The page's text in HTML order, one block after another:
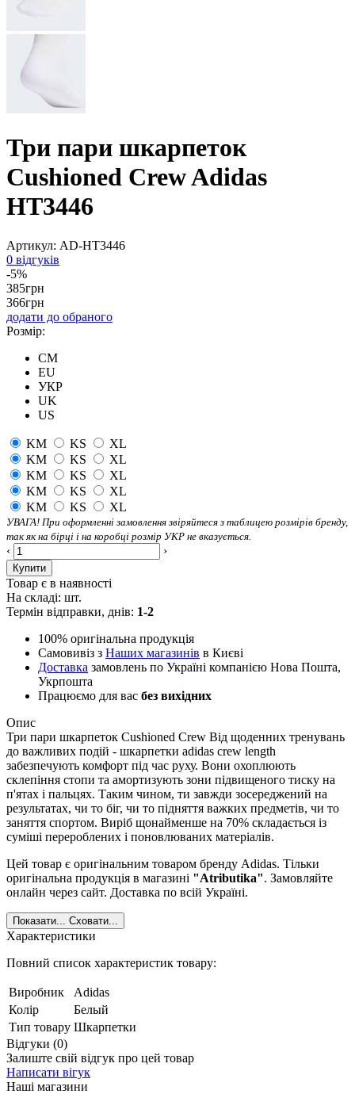
Три пари шкарпеток
Cushioned Crew Adidas
HT3446
Артикул: AD-HT3446
0 відгуків
-5%
385грн
366грн
додати до обраного
Розмір:
CM
EU
УКР
UK
US
KM KS
XL
KM
KS
XL
KM
KS
XL
KM
KS
XL
KM
KS XL
УВАГА! При оформленні замовлення звіряйтеся з таблицею розмірів бренду,
так як на бірці і на коробці розмір УКР не вказується.
‹ ›
Купити
Товар є в наявності
На складі: шт.
Термін відправки, днів: 1-2
100% оригінальна продукція
Самовивіз з Наших магазинів в Києві
Доставка замовлень по Україні компанією Нова Пошта,
Укрпошта
Працюємо для вас без вихідних
Опис
Три пари шкарпеток Cushioned Crew Від щоденних тренувань
до важливих подій - шкарпетки adidas crew length
забезпечують комфорт під час руху. Вони охоплюють
склепіння стопи та амортизують зони підвищеного тиску на
п'ятах і пальцях. Таким чином, ти завжди зосереджений на
результатах, чи то біг, чи то підняття важких предметів, чи то
заняття спортом. Виріб щонайменше на 70% складається із
суміші перероблених і поновлюваних матеріалів.
Цей товар є оригінальним товаром бренду Adidas. Тільки
оригінальна продукція в магазині "Atributika". Замовляйте
онлайн через сайт. Доставка по всій Україні.
Показати... Сховати...
Характеристики
Повний список характеристик товару:
Виробник
Adidas
Колір
Белый
Тип товару Шкарпетки
Відгуки (0)
Залиште свій відгук про цей товар
Написати вігук
Наші магазини